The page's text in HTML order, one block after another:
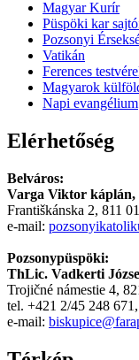
سكس
مترجم
سكس
مصري
Arab
Magyar Kurír
Püspöki kar
Pozsonyi
Vatikán
Ferences
Magyarok
Napi evangélium
Elérhetőség
Belváros:
Varga Viktor káplán,
Františkánska 2, 811
e-mail:
Pozsonypüspöki:
ThLic. Vadkerti
Trojičné námestie 4,
tel. +421 2/45 248 671,
e-mail: